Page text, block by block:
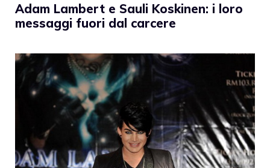
Adam Lambert e Sauli Koskinen: i loro
messaggi fuori dal carcere